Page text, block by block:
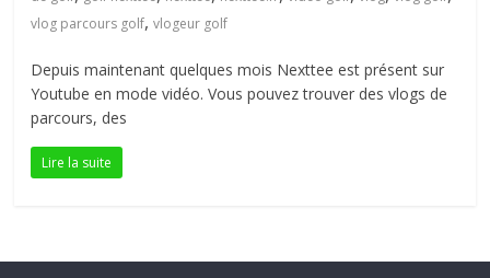
petite
blanche
vlog parcours golf,vlogeur golf
Depuis maintenant quelques mois Nexttee est présent sur
Youtube en mode vidéo. Vous pouvez trouver des vlogs de
parcours, des
Lire la suite